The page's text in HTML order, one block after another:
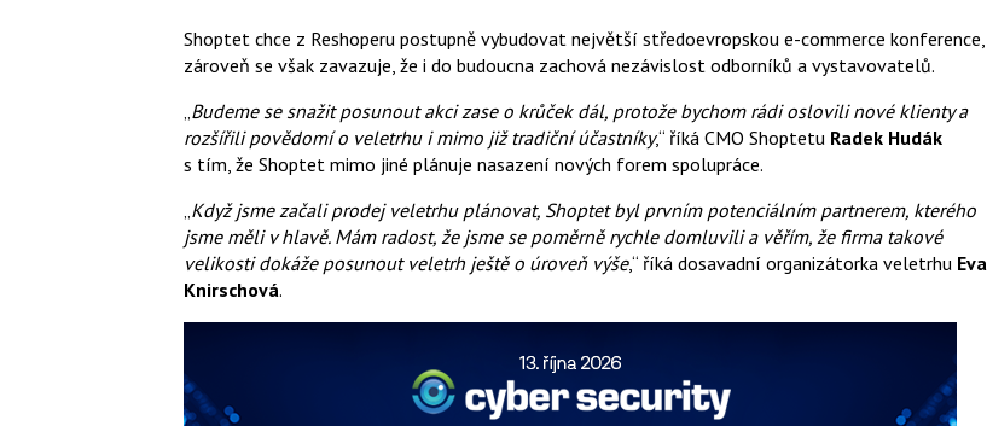
Shoptet chce z Reshoperu postupně vybudovat největší středoevropskou e-commerce konference,
zároveň se však zavazuje, že i do budoucna zachová nezávislost odborníků a vystavovatelů.
Budeme se snažit posunout akci zase o krůček dál, protože bychom rádi oslovili nové klienty a
rozšířili povědomí o veletrhu i mimo již tradiční účastníky,“ říká CMO Shoptetu Radek Hudák
s tím, že Shoptet mimo jiné plánuje nasazení nových forem spolupráce.
Když jsme začali prodej veletrhu plánovat, Shoptet byl prvním potenciálním partnerem, kterého
jsme měli v hlavě. Mám radost, že jsme se poměrně rychle domluvili a věřím, že firma takové
velikosti dokáže posunout veletrh ještě o úroveň výše,“ říká dosavadní organizátorka veletrhu Eva
Knirschová.